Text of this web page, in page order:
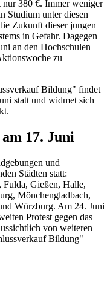
380 €. Immer weniger
Studium unter diesen
Zukunft dieser jungen
in Gefahr. Dagegen
an den Hochschulen
zu
Bildung" findet
statt und widmet sich
17. Juni
und
Städten statt:
Fulda, Gießen, Halle,
Mönchengladbach,
Würzburg. Am 24. Juni
Protest gegen das
von weiteren
Bildung"